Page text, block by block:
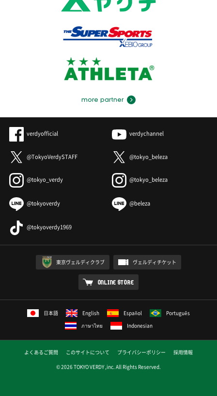
more partner
verdyofficial verdychannel
@TokyoVerdySTAFF @tokyo_beleza
@tokyo_verdy @tokyo_beleza
@tokyoverdy @beleza
@tokyoverdy1969
東京ヴェルディクラブ ヴェルディチケット
ONLINE STORE
日本語 English Español
Português
ภาษาไทย
Indonesian
よくあるご質問 このサイトについて プライバシーポリシー
採用情報
© 2026 TOKYO VERDY ,inc. All Rights Reserved.